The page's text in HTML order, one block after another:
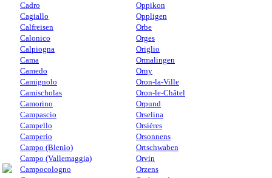
Cadro
Cagiallo
Calfreisen
Calonico
Calpiogna
Cama
Camedo
Camignolo
Camischolas
Camorino
Campascio
Campello
Camperio
Campo (Blenio)
Campo (Vallemaggia)
Campocologno
Oppikon
Oppligen
Orbe
Orges
Origlio
Ormalingen
Orny
Oron-la-Ville
Oron-le-Châtel
Orpund
Orselina
Orsières
Orsonnens
Ortschwaben
Orvin
Orzens